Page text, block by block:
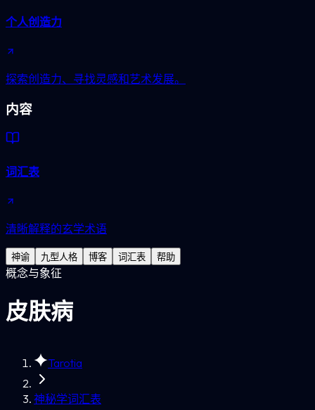
个人创造力
探索创造力、寻找灵感和艺术发展。
内容
词汇表
清晰解释的玄学术语
神谕 九型人格 博客 词汇表 帮助
概念与象征
皮肤病
Tarotia
神秘学词汇表